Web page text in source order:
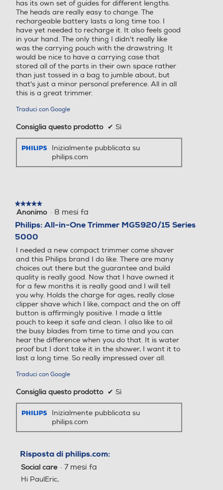
Design
Impugnatura
Impugnatura ergono
mica in gomma
Assorbimento
Tensione in ingres
so
5 V
o energetico
Metodo di ricarica
USB-A (adattatore no
n incluso)
Tipo di batteria
Ioni di litio (rifinitore) ,
NiMH (OneBlade)
Autonomia
Fino a 120 minuti (rifi
nitore) ,Fino a 30 min
uti (OneBlade)
Styling versatile
N. di accessori 13
Accessori
Accessori in dotazione Accessori in dotazione
has its own set of guides for different lengths.
The heads are really easy to change. The
rechargeable battery lasts a long time too. I
have yet needed to recharge it. It also feels good
in your hand. The only thing I didn't really like
was the carrying pouch with the drawstring. It
would be nice to have a carrying case that
stored all of the parts in their own space rather
than just tossed in a bag to jumble about, but
that's just a minor personal preference. All in all
this is a great trimmer.
Traduci con Google
Consiglia questo prodotto ✔ Sì
Inizialmente pubblicata su
philips.com
★★★★★
★★★★★
5
5
stelle.
Anonimo · 8 mesi fa
Philips: All-in-One Trimmer MG5920/15 Series
5000
I needed a new compact trimmer come shaver
and this Philips brand I do like. There are many
choices out there but the guarantee and build
quality is really good. Now that I have owned it
for a few months it is really good and I will tell
you why. Holds the charge for ages, really close
clipper shave which I like, compact and the on off
button is affirmingly positive. I made a little
pouch to keep it safe and clean. I also like to oil
the busy blades from time to time and you can
hear the difference when you do that. It is water
proof but I dont take it in the shower, I want it to
last a long time. So really impressed over all.
Traduci con Google
Consiglia questo prodotto ✔ Sì
Inizialmente pubblicata su
philips.com
Risposta di philips.com:
Social care · 7 mesi fa
Hi PaulEric,